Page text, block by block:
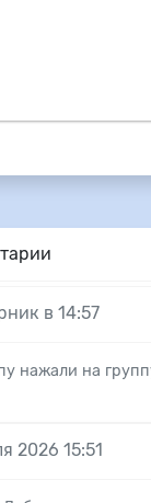
в 14:57
нажали на
2026 15:51